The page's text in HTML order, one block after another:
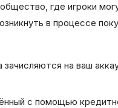
где игроки
в процессе
на ваш
с помощью